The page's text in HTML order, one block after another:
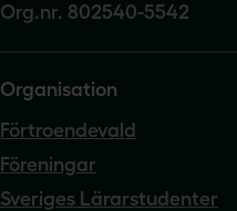
Org.nr. 802540-5542
Organisation
Förtroendevald
Föreningar
Sveriges Lärarstudenter